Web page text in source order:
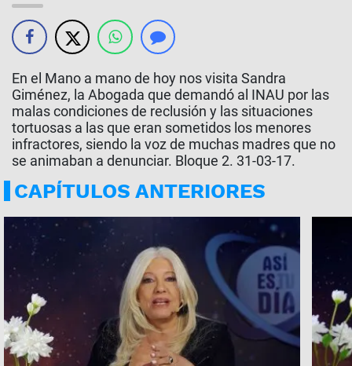
En el Mano a mano de hoy nos visita Sandra
Giménez, la Abogada que demandó al INAU por las
malas condiciones de reclusión y las situaciones
tortuosas a las que eran sometidos los menores
infractores, siendo la voz de muchas madres que no
se animaban a denunciar. Bloque 2. 31-03-17.
CAPÍTULOS ANTERIORES